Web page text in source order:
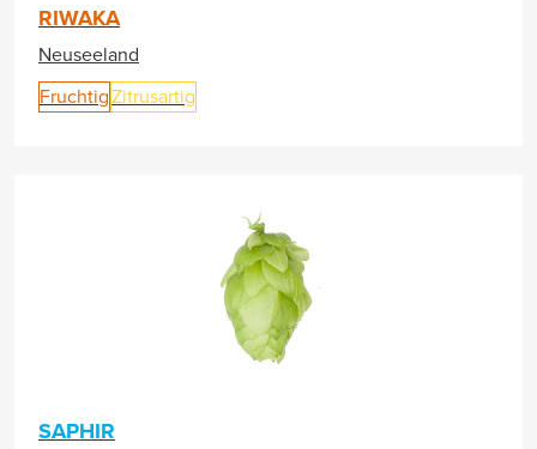
RIWAKA
Neuseeland
FruchtigZitrusartig
SAPHIR